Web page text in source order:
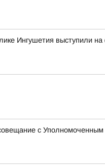
Ингушетия выступили на
с